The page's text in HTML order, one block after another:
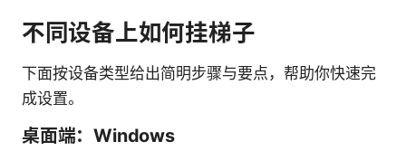
不同设备上如何挂梯子
下面按设备类型给出简明步骤与要点，帮助你快速完
成设置。
桌面端：Windows